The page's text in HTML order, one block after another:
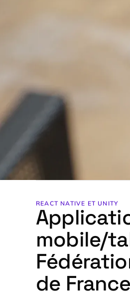
REACT NATIVE ET UNITY
mobile/
de France